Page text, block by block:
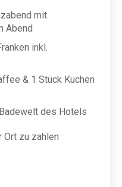
mit
Abend
inkl.
& 1 Stück Kuchen
des Hotels
zu zahlen